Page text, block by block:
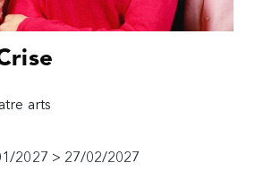
arts
2027 > 27/02/2027